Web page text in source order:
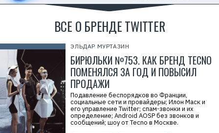
ВСЕ О БРЕНДЕ TWITTER
ЭЛЬДАР МУРТАЗИН
БИРЮЛЬКИ №753. КАК БРЕНД TECNO
ПОМЕНЯЛСЯ ЗА ГОД И ПОВЫСИЛ
ПРОДАЖИ
Подавление беспорядков во Франции,
социальные сети и провайдеры; Илон Маск и
его управление Twitter; спам-звонки и их
определение; Android AOSP без звонков и
сообщений; шоу от Tecno в Москве.